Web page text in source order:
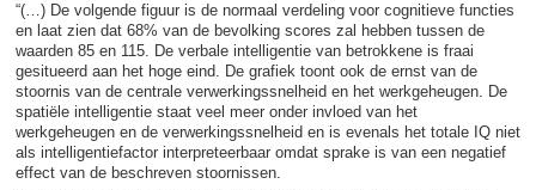
“(…) De volgende figuur is de normaal verdeling voor cognitieve functies
en laat zien dat 68% van de bevolking scores zal hebben tussen de
waarden 85 en 115. De verbale intelligentie van betrokkene is fraai
gesitueerd aan het hoge eind. De grafiek toont ook de ernst van de
stoornis van de centrale verwerkingssnelheid en het werkgeheugen. De
spatiële intelligentie staat veel meer onder invloed van het
werkgeheugen en de verwerkingssnelheid en is evenals het totale IQ niet
als intelligentiefactor interpreteerbaar omdat sprake is van een negatief
effect van de beschreven stoornissen.